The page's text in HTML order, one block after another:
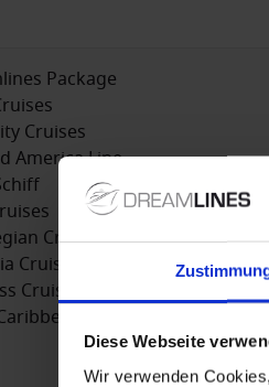
Diese Webseite
Wir verwenden
Package
Cruises
America Line
Cruise Line
Cruises
Cruises